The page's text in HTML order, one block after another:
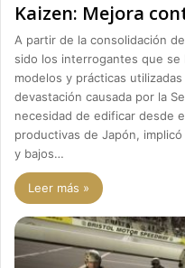
Kaizen: Mejora
A partir de la consolidación
sido los interrogantes que
modelos y prácticas
devastación causada por la
necesidad de edificar desde
productivas de Japón,
y bajos…
Leer más »